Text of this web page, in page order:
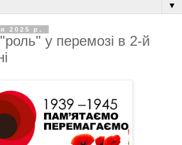
▼
2025 р.
у перемозі в 2-й